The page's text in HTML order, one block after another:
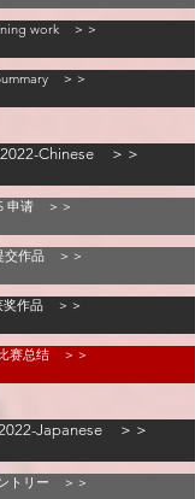
work ＞＞
＞＞
Chinese ＞＞
申请 ＞＞
交作品 ＞＞
奖作品 ＞＞
赛总结 ＞＞
Japanese ＞＞
トリー ＞＞